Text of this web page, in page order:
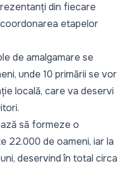
din fiecare
etapelor
de amalgamare se
unde 10 primării se vor
locală, care va deservi
să formeze o
22.000 de oameni, iar la
deservind în total circa